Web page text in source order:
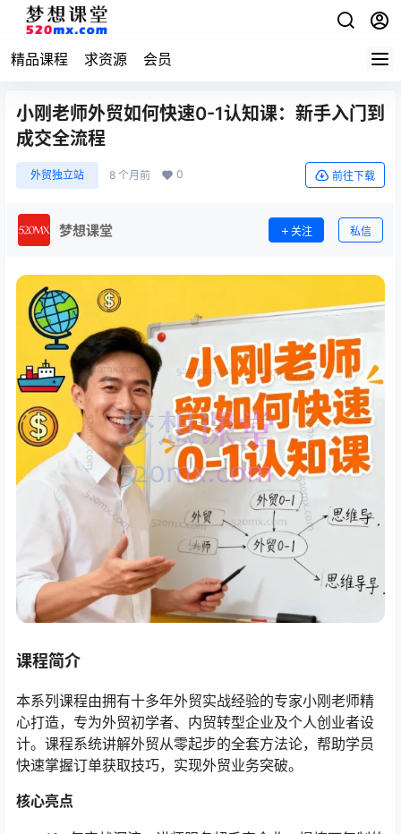
精品课程 求资源 会员
小刚老师外贸如何快速0-1认知课：新手入门到
成交全流程
外贸独立站 8 个月前 0 前往下载
梦想课堂 关注 私信
课程简介
本系列课程由拥有十多年外贸实战经验的专家小刚老师精
心打造，专为外贸初学者、内贸转型企业及个人创业者设
计。课程系统讲解外贸从零起步的全套方法论，帮助学员
快速掌握订单获取技巧，实现外贸业务突破。
核心亮点